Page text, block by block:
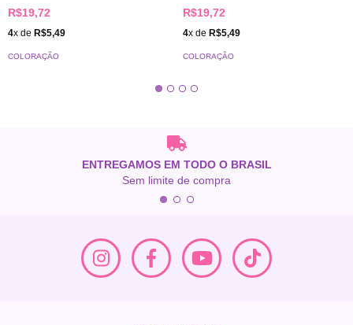
Acinzentado 60g
R$19,72
4x de R$5,49
COLORAÇÃO
60g
R$19,72
4x de R$5,49
COLORAÇÃO
ENTREGAMOS EM TODO O BRASIL
Sem limite de compra